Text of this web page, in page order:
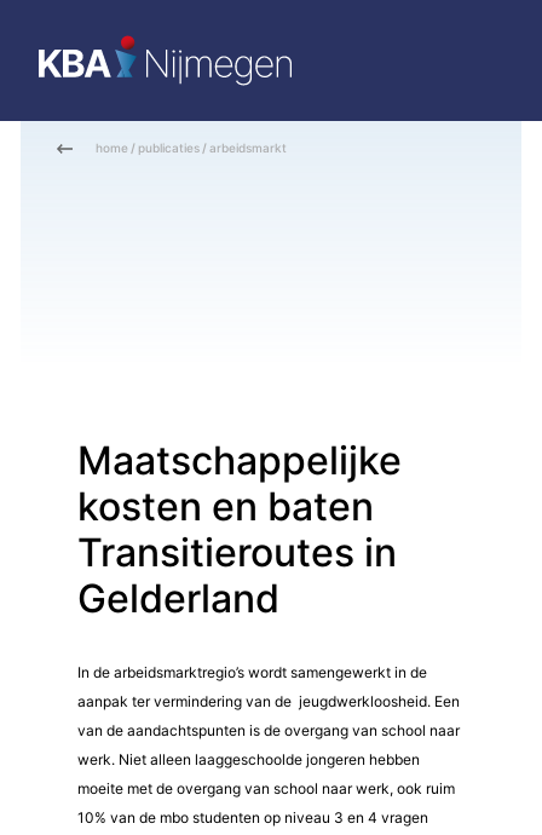
home / publicaties /arbeidsmarkt
Maatschappelijke
kosten en baten
Transitieroutes in
Gelderland
In de arbeidsmarktregio’s wordt samengewerkt in de
aanpak ter vermindering van de jeugdwerkloosheid. Een
van de aandachtspunten is de overgang van school naar
werk. Niet alleen laaggeschoolde jongeren hebben
moeite met de overgang van school naar werk, ook ruim
10% van de mbo studenten op niveau 3 en 4 vragen